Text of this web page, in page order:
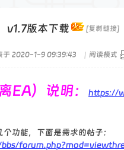
v1.7版本下载 [复制链接]
于 2020-1-9 09:39:43 | 阅读模式
EA）说明： https://
功能，下面是需求的帖子：